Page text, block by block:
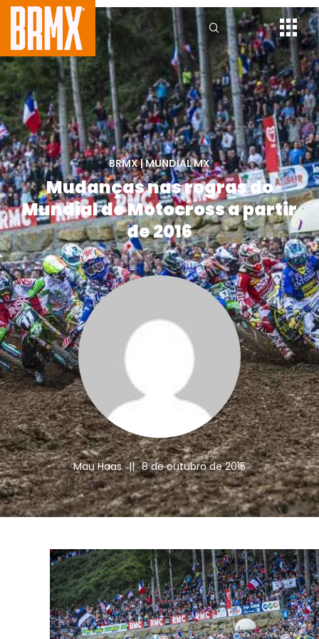
BRMX|MUNDIAL MX
Mudanças nas regras do
Mundial de Motocross a partir
de 2016
Mau Haas || 8 de outubro de 2015